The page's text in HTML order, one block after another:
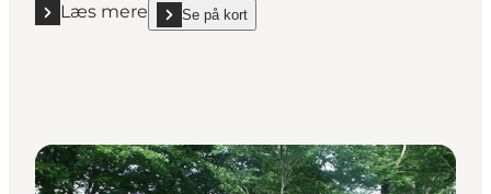
Læs mere
Læs mere "Overnatningsplads og shelter ved
Se på kort
show Overnatningsplads og shelter ved Hovborg